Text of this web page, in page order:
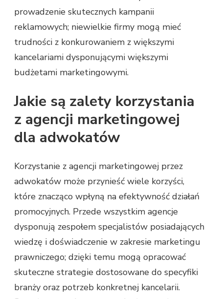
prowadzenie skutecznych kampanii
reklamowych; niewielkie firmy mogą mieć
trudności z konkurowaniem z większymi
kancelariami dysponującymi większymi
budżetami marketingowymi.
Jakie są zalety korzystania
z agencji marketingowej
dla adwokatów
Korzystanie z agencji marketingowej przez
adwokatów może przynieść wiele korzyści,
które znacząco wpłyną na efektywność działań
promocyjnych. Przede wszystkim agencje
dysponują zespołem specjalistów posiadających
wiedzę i doświadczenie w zakresie marketingu
prawniczego; dzięki temu mogą opracować
skuteczne strategie dostosowane do specyfiki
branży oraz potrzeb konkretnej kancelarii.